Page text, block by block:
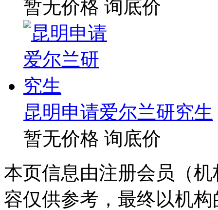
暂无价格 询底价
昆明申请爱尔兰研究生
暂无价格 询底价
本页信息由注册会员（
容仅供参考，最终以机